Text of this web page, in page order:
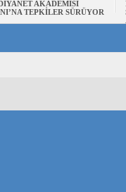
AKADEMİSİ
TEPKİLER SÜRÜYOR